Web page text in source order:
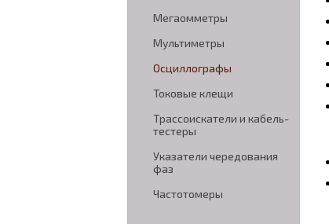
Мегаомметры
Мультиметры
Осциллографы
Токовые клещи
Трассоискатели и кабель-
тестеры
Указатели чередования
фаз
Частотомеры